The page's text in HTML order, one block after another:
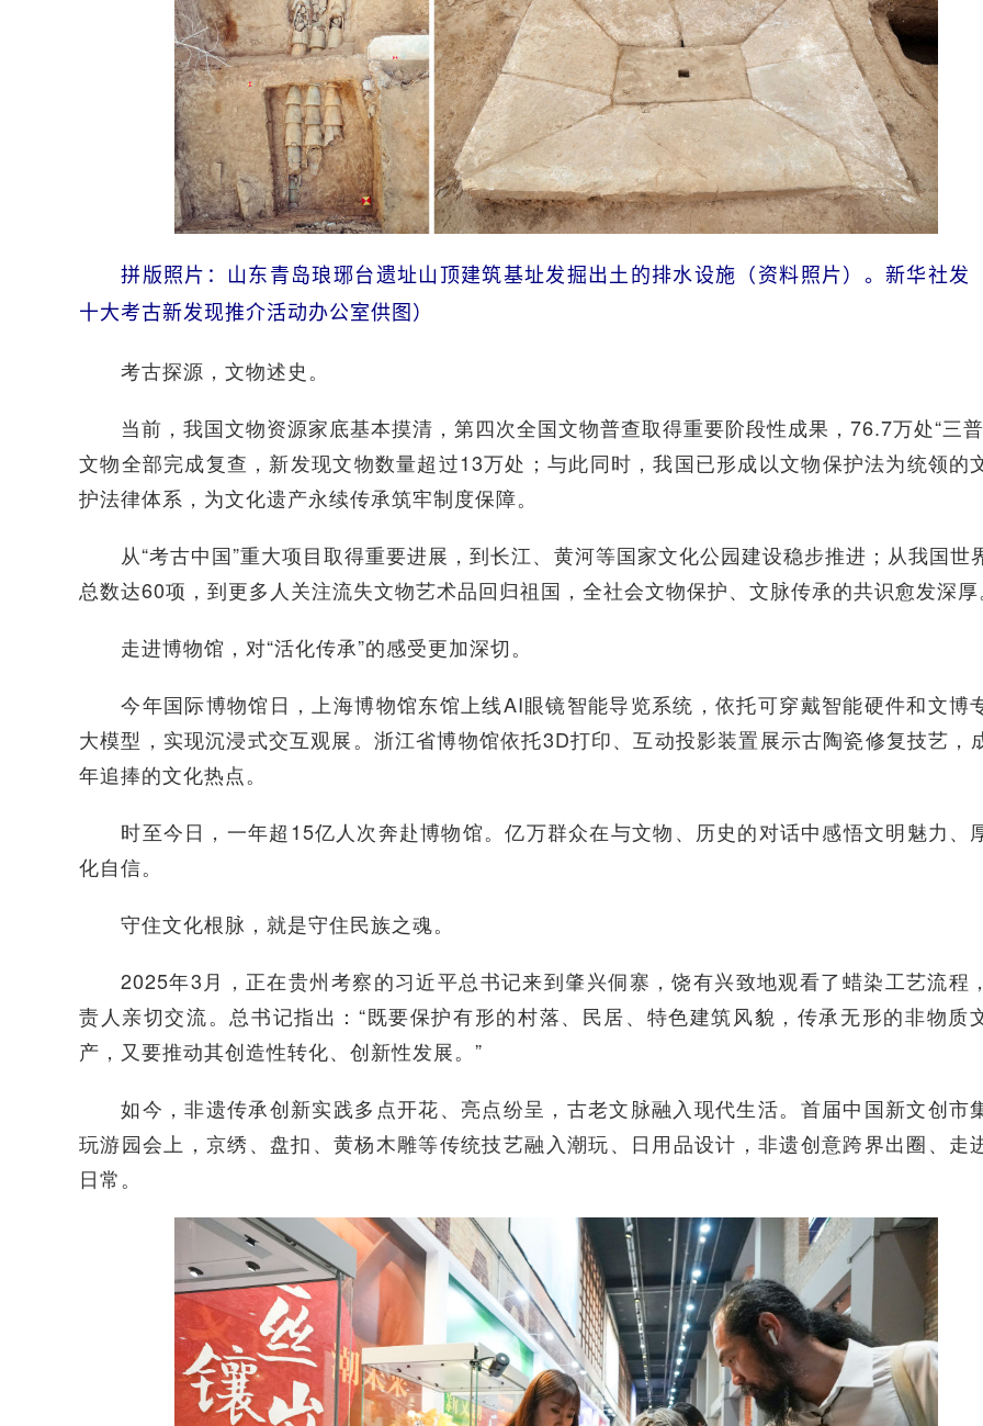
拼版照片：山东青岛琅琊台遗址山顶建筑基址发掘出土的排水设施（资料照片）。新华社发
十大考古新发现推介活动办公室供图）
考古探源，文物述史。
当前，我国文物资源家底基本摸清，第四次全国文物普查取得重要阶段性成果，76.7万处“三
文物全部完成复查，新发现文物数量超过13万处；与此同时，我国已形成以文物保护法为统领的
护法律体系，为文化遗产永续传承筑牢制度保障。
从“考古中国”重大项目取得重要进展，到长江、黄河等国家文化公园建设稳步推进；从我国世
总数达60项，到更多人关注流失文物艺术品回归祖国，全社会文物保护、文脉传承的共识愈发深厚
走进博物馆，对“活化传承”的感受更加深切。
今年国际博物馆日，上海博物馆东馆上线AI眼镜智能导览系统，依托可穿戴智能硬件和文博
大模型，实现沉浸式交互观展。浙江省博物馆依托3D打印、互动投影装置展示古陶瓷修复技艺，
年追捧的文化热点。
时至今日，一年超15亿人次奔赴博物馆。亿万群众在与文物、历史的对话中感悟文明魅力、
化自信。
守住文化根脉，就是守住民族之魂。
2025年3月，正在贵州考察的习近平总书记来到肇兴侗寨，饶有兴致地观看了蜡染工艺流程
责人亲切交流。总书记指出：“既要保护有形的村落、民居、特色建筑风貌，传承无形的非物质
产，又要推动其创造性转化、创新性发展。”
如今，非遗传承创新实践多点开花、亮点纷呈，古老文脉融入现代生活。首届中国新文创市
玩游园会上，京绣、盘扣、黄杨木雕等传统技艺融入潮玩、日用品设计，非遗创意跨界出圈、走
日常。